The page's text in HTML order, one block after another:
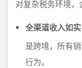
对复杂税务环境，
全渠道收入如实
是跨境，所有
行为。